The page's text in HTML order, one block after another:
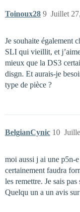
Toinoux28 Juillet
9
Je souhaite également
SLI qui vieillit, et
mieux que la DS3
disgn. Et aurais-je
type de pièce ?
BelgianCynic 10
moi aussi j ai une p5n-
certainement faudra
les remettre. Je sais
Quelqu un a un avis